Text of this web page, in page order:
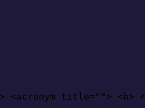
title=""> <b>